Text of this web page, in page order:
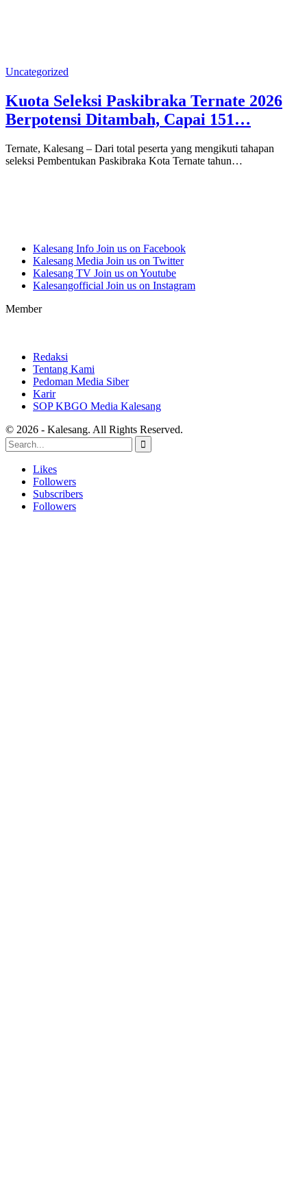
Uncategorized
Kuota Seleksi Paskibraka Ternate 2026
Berpotensi Ditambah, Capai 151…
Ternate, Kalesang – Dari total peserta yang mengikuti tahapan
seleksi Pembentukan Paskibraka Kota Ternate tahun…
Kalesang Info Join us on Facebook
Kalesang Media Join us on Twitter
Kalesang TV Join us on Youtube
Kalesangofficial Join us on Instagram
Member
Redaksi
Tentang Kami
Pedoman Media Siber
Karir
SOP KBGO Media Kalesang
© 2026 - Kalesang. All Rights Reserved.
Likes
Followers
Subscribers
Followers